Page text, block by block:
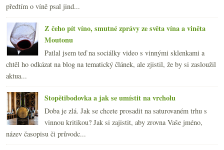
předtím o víně psal jind...
Z čeho pít víno, smutné zprávy ze světa vína a viněta
Moutonu
Patlal jsem teď na sociálky video s vinnými sklenkami a
chtěl ho odkázat na blog na tematický článek, ale zjistil, že by si zasloužil
aktua...
Stopětibodovka a jak se umístit na vrcholu
Doba je zlá. Jak se chcete prosadit na saturovaném trhu s
vinnou kritikou? Jak si zajistit, aby zrovna Vaše jméno,
název časopisu či průvodc...